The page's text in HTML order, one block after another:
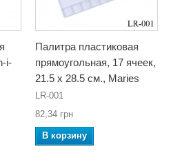
i-
Палитра пластиковая
прямоугольная, 17 ячеек,
21.5 x 28.5 см., Maries
LR-001
82,34 грн
В корзину